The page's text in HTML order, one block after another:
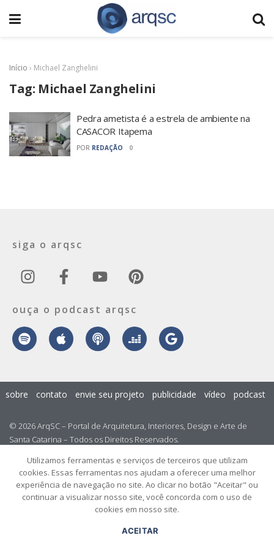
Início › Michael Zanghelini
Tag: Michael Zanghelini
Pedra ametista é a estrela de ambiente na
CASACOR Itapema
POR REDAÇÃO 0
siga o arqsc
ouça o podcast arqsc
© 2026 ArqSC – Portal de Arquitetura, Interiores, Design e Arte de
Santa Catarina – Todos os Direitos Reservados.
sobre contato envie seu projeto publicidade vídeo podcast
Utilizamos ferramentas e serviços de terceiros que utilizam
cookies. Essas ferramentas nos ajudam a oferecer uma melhor
experiência de navegação no site. Ao clicar no botão "Aceitar" ou
continuar a visualizar nosso site, você concorda com o uso de
cookies em nosso site.
ACEITAR